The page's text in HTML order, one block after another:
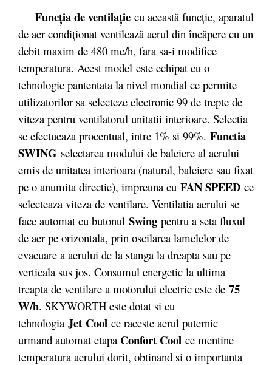
Funcţia de ventilaţie cu această funcţie, aparatul
de aer condiţionat ventilează aerul din încăpere cu un
debit maxim de 480 mc/h, fara sa-i modifice
temperatura. Acest model este echipat cu o
tehnologie pantentata la nivel mondial ce permite
utilizatorilor sa selecteze electronic 99 de trepte de
viteza pentru ventilatorul unitatii interioare. Selectia
se efectueaza procentual, intre 1% si 99%. Functia
SWING selectarea modului de baleiere al aerului
emis de unitatea interioara (natural, baleiere sau fixat
pe o anumita directie), impreuna cu FAN SPEED ce
selecteaza viteza de ventilare. Ventilatia aerului se
face automat cu butonul Swing pentru a seta fluxul
de aer pe orizontala, prin oscilarea lamelelor de
evacuare a aerului de la stanga la dreapta sau pe
verticala sus jos. Consumul energetic la ultima
treapta de ventilare a motorului electric este de 75
W/h. SKYWORTH este dotat si cu
tehnologia Jet Cool ce raceste aerul puternic
urmand automat etapa Confort Cool ce mentine
temperatura aerului dorit, obtinand si o importanta